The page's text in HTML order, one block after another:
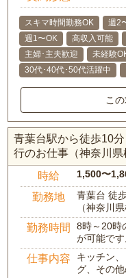
スキマ時間勤務OK 週2
週1〜OK
高収入可能
主婦･主夫歓迎
未経験
30代･40代･50代活躍中
こ
青葉台駅から徒歩10
行のお仕事（神奈川県
時給 1,500〜
勤務地
青葉台 徒
（神奈川
勤務時間
8時～20時
が可能で
仕事内容
キッチン
グ、その